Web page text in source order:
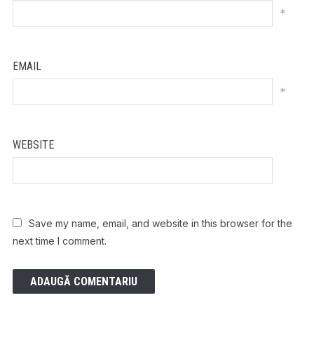
*
EMAIL
*
WEBSITE
Save my name, email, and website in this browser for the
next time I comment.